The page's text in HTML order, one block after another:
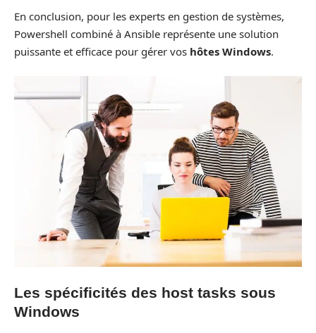
En conclusion, pour les experts en gestion de systèmes,
Powershell combiné à Ansible représente une solution
puissante et efficace pour gérer vos hôtes Windows.
Les spécificités des host tasks sous
Windows